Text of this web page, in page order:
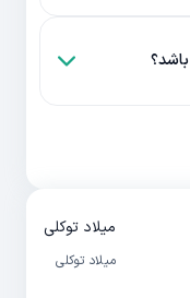
میلاد توکلی
میلاد توکلی